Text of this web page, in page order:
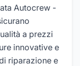
Autocrew -
a prezzi
innovative e
riparazione e